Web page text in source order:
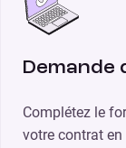
Demande
Complétez le
votre contrat